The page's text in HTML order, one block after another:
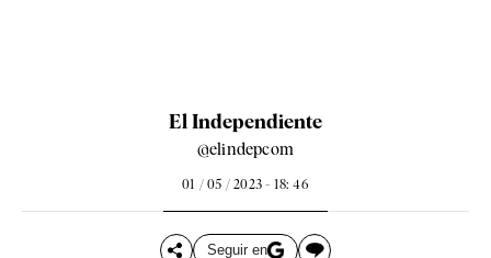
El Independiente
@elindepcom
01 / 05 / 2023 - 18: 46
Seguir en